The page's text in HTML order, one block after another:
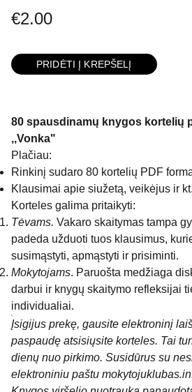
€2.00
PRIDĖTI Į KREPŠELĮ
80 spausdinamų knygos kortelių
,,Vonka"
Plačiau:
Rinkinį sudaro 80 kortelių PDF
Klausimai apie siužetą, veikėjus ir
Korteles galima pritaikyti:
Tėvams. Vakaro skaitymas tampa
padeda užduoti tuos klausimus,
susimąstyti, apmąstyti ir prisiminti.
Mokytojams. Paruošta medžiaga
darbui ir knygų skaitymo refleksijai
individualiai.
Įsigijus prekę, gausite elektroninį
paspaudę atsisiųsite korteles. Tai
dienų nuo pirkimo. Susidūrus su
elektroniniu paštu